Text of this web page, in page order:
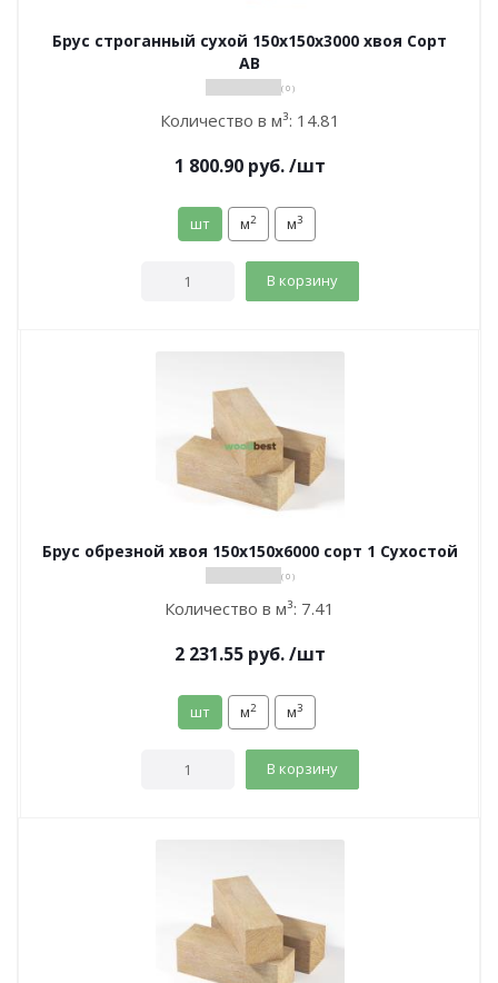
Брус строганный сухой 150х150х3000 хвоя Сорт
АВ
( 0 )
Количество в м³: 14.81
1 800.90руб. /шт
шт м2 м3
В корзину
Брус обрезной хвоя 150х150х6000 сорт 1 Сухостой
( 0 )
Количество в м³: 7.41
2 231.55руб. /шт
шт м2 м3
В корзину